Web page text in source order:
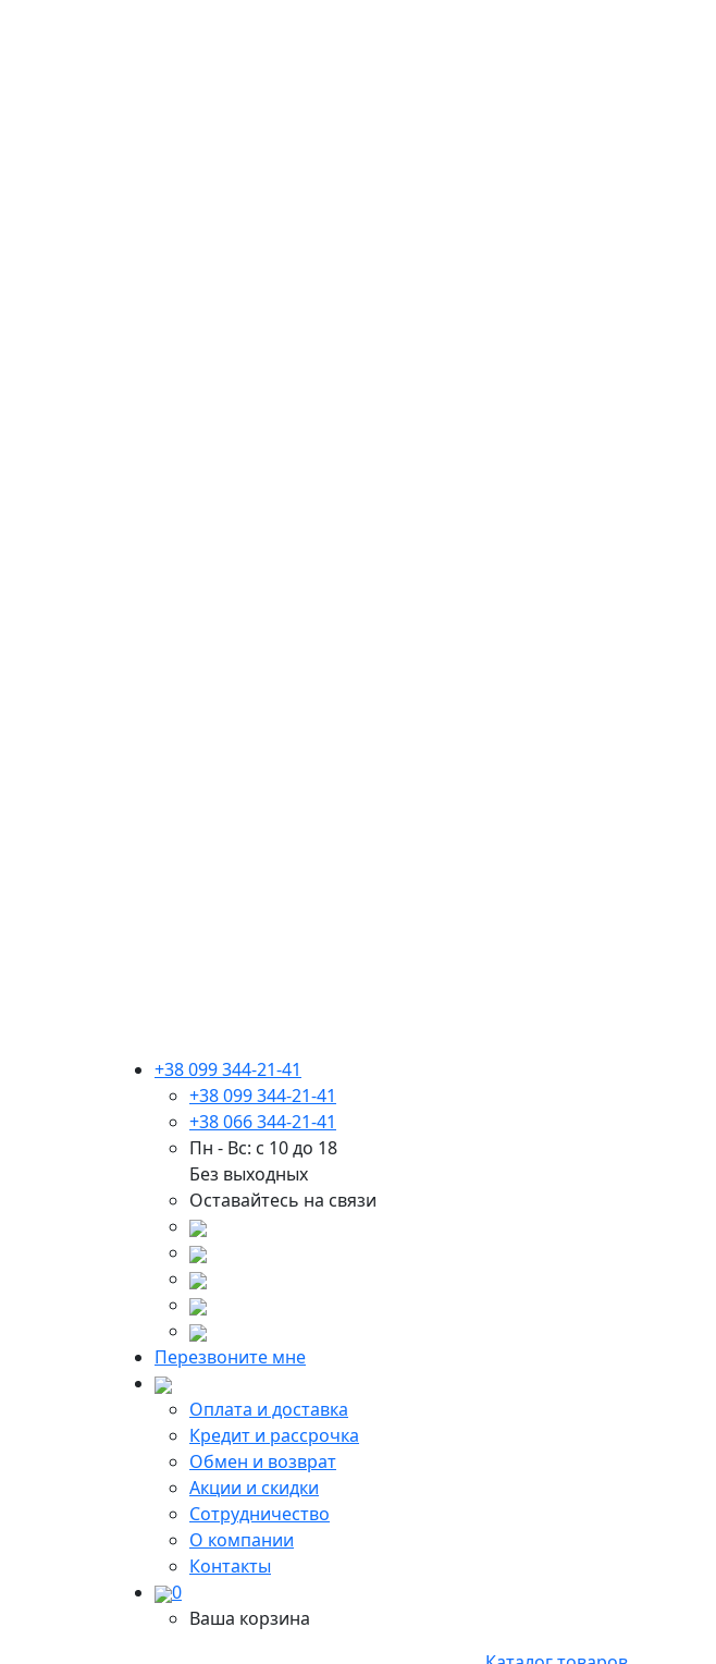
+38 099 344-21-41
+38 099 344-21-41
+38 066 344-21-41
Пн - Вс: с 10 до 18
Без выходных
Оставайтесь на связи
Перезвоните мне
Оплата и доставка
Кредит и рассрочка
Обмен и возврат
Акции и скидки
Сотрудничество
О компании
Контакты
0
Ваша корзина